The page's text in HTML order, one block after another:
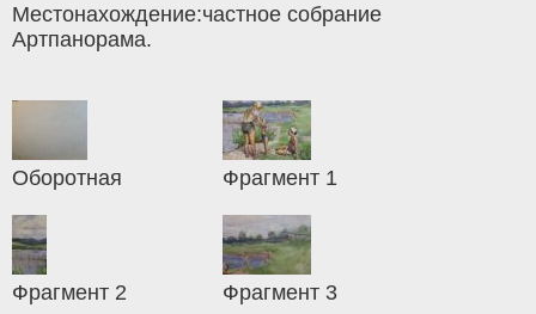
Местонахождение:частное собрание
Артпанорама.
Оборотная Фрагмент 1
Фрагмент 2 Фрагмент 3